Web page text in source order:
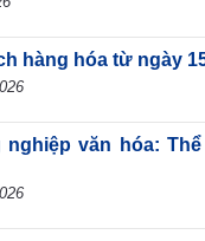
hàng hóa từ ngày
văn hóa: